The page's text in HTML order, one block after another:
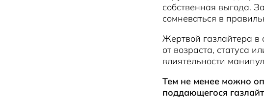
собственная выгода.
сомневаться в
Жертвой газлайтера в
от возраста, статуса
влиятельности
Тем не менее можно
поддающегося